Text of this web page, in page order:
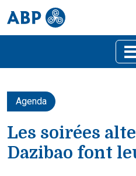
Agenda
Les soirées
Dazibao font